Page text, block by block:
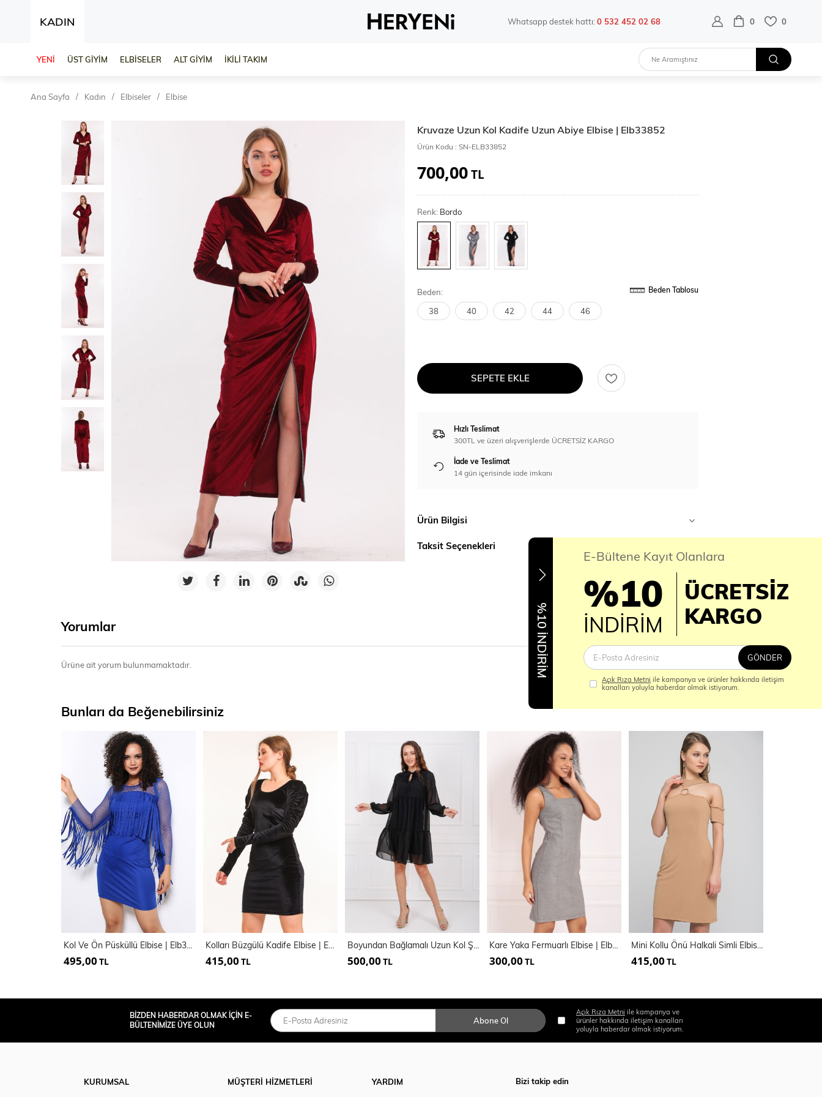
KADIN Whatsapp destek hattı:0 532 452 02 68 0 0
YENİ ÜST GİYİM ELBİSELER ALT GİYİM İKİLİ TAKIM
Ana Sayfa Kadın Elbiseler Elbise
Kruvaze Uzun Kol Kadife Uzun Abiye Elbise | Elb33852
Ürün Kodu : SN-ELB33852
700,00TL
Renk: Bordo
Beden: Beden Tablosu
38 40 42 44 46
SEPETE EKLE
Hızlı Teslimat
300TL ve üzeri alışverişlerde ÜCRETSİZ KARGO
İade ve Teslimat
14 gün içerisinde iade imkanı
Ürün Bilgisi
Taksit Seçenekleri
Yorumlar
Ürüne ait yorum bulunmamaktadır.
Bunları da Beğenebilirsiniz
Kol Ve Ön Püsküllü Elbise | Elb31490
495,00 TL
Kolları Büzgülü Kadife Elbise | ELB33265
415,00 TL
Boyundan Bağlamalı Uzun Kol Şifon İçi Astarlı Elbise Elb32766
500,00 TL
Kare Yaka Fermuarlı Elbise | Elb31535
300,00 TL
Mini Kollu Önü Halkali Simli Elbise | Elb14688
415,00 TL
%10 İNDİRİM
E-Bültene Kayıt Olanlara
%10
İNDİRİM
ÜCRETSİZ
KARGO
GÖNDER
Açık Rıza Metni ile kampanya ve ürünler hakkında iletişim
kanalları yoluyla haberdar olmak istiyorum.
BİZDEN HABERDAR OLMAK İÇİN E-
BÜLTENİMİZE ÜYE OLUN
Abone Ol
Açık Rıza Metni ile kampanya ve
ürünler hakkında iletişim kanalları
yoluyla haberdar olmak istiyorum.
KURUMSAL
MÜŞTERİ HİZMETLERİ
YARDIM
Bizi takip edin